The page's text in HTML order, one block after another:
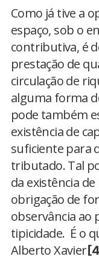
Como já tive a
espaço, sob o
contributiva, é
prestação de
circulação de
alguma forma
pode também
existência de
suficiente para
tributado. Tal
da existência
obrigação de
observância ao
tipicidade. É o
Alberto Xavier